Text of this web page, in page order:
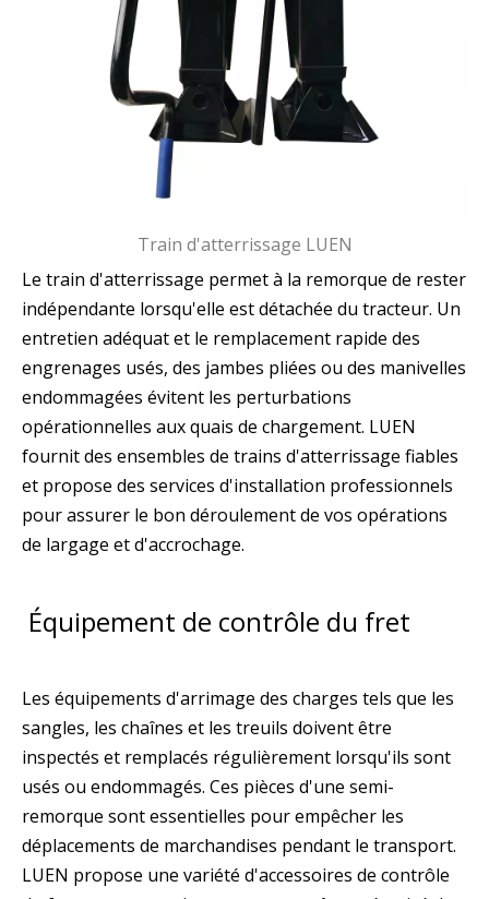
Train d'atterrissage LUEN
Le train d'atterrissage permet à la remorque de rester
indépendante lorsqu'elle est détachée du tracteur. Un
entretien adéquat et le remplacement rapide des
engrenages usés, des jambes pliées ou des manivelles
endommagées évitent les perturbations
opérationnelles aux quais de chargement. LUEN
fournit des ensembles de trains d'atterrissage fiables
et propose des services d'installation professionnels
pour assurer le bon déroulement de vos opérations
de largage et d'accrochage.
Équipement de contrôle du fret
Les équipements d'arrimage des charges tels que les
sangles, les chaînes et les treuils doivent être
inspectés et remplacés régulièrement lorsqu'ils sont
usés ou endommagés. Ces pièces d'une semi-
remorque sont essentielles pour empêcher les
déplacements de marchandises pendant le transport.
LUEN propose une variété d'accessoires de contrôle